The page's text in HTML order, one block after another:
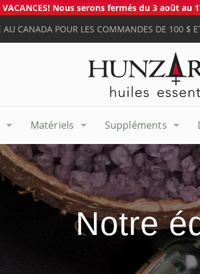
VACANCES! Nous serons fermés du 3 août
AU CANADA POUR LES COMMANDES DE 100 $
Matériels Suppléments
Notre